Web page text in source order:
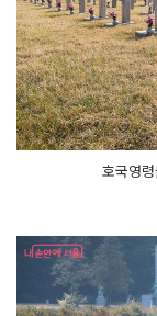
호국영